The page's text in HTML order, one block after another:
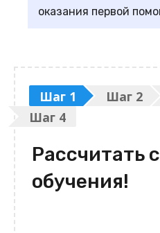
оказания первой
Шаг 1 Шаг 2
Шаг 4
Рассчитать
обучения!